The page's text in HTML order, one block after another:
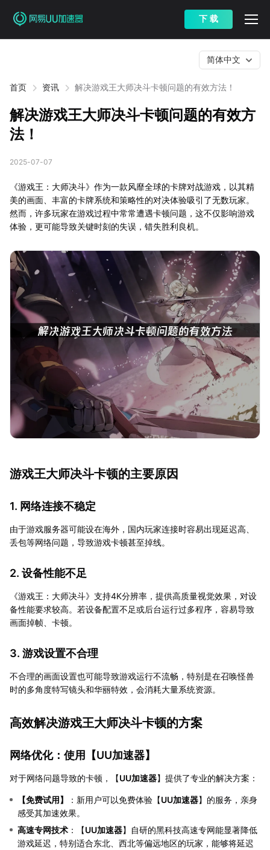
下 载
首页 资讯 解决游戏王大师决斗卡顿问题的有效方法！
简体中文
解决游戏王大师决斗卡顿问题的有效方
法！
2025-07-07
《游戏王：大师决斗》作为一款风靡全球的卡牌对战游戏，以其精
美的画面、丰富的卡牌系统和策略性的对决体验吸引了无数玩家。
然而，许多玩家在游戏过程中常常遭遇卡顿问题，这不仅影响游戏
体验，更可能导致关键时刻的失误，错失胜利良机。
游戏王大师决斗卡顿的主要原因
1. 网络连接不稳定
由于游戏服务器可能设在海外，国内玩家连接时容易出现延迟高、
丢包等网络问题，导致游戏卡顿甚至掉线。
2. 设备性能不足
《游戏王：大师决斗》支持4K分辨率，提供高质量视觉效果，对设
备性能要求较高。若设备配置不足或后台运行过多程序，容易导致
画面掉帧、卡顿。
3. 游戏设置不合理
不合理的画面设置也可能导致游戏运行不流畅，特别是在召唤怪兽
时的多角度特写镜头和华丽特效，会消耗大量系统资源。
高效解决游戏王大师决斗卡顿的方案
网络优化：使用【UU加速器】
对于网络问题导致的卡顿，【UU加速器】提供了专业的解决方案：
【免费试用】 ：新用户可以免费体验【UU加速器】的服务，亲身
感受其加速效果。
高速专网技术 ：【UU加速器】自研的黑科技高速专网能显著降低
游戏延迟，特别适合东北、西北等偏远地区的玩家，能够将延迟